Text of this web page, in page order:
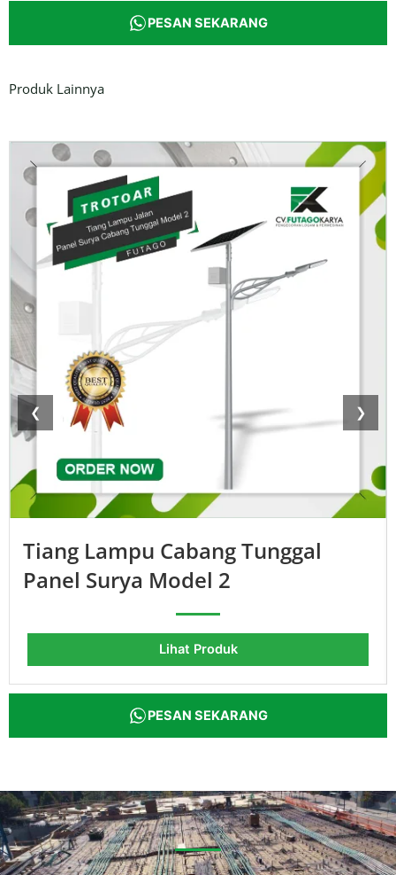
PESAN SEKARANG
Produk Lainnya
❮ ❯
Tiang Lampu Cabang Tunggal
Panel Surya Model 2
Lihat Produk
PESAN SEKARANG